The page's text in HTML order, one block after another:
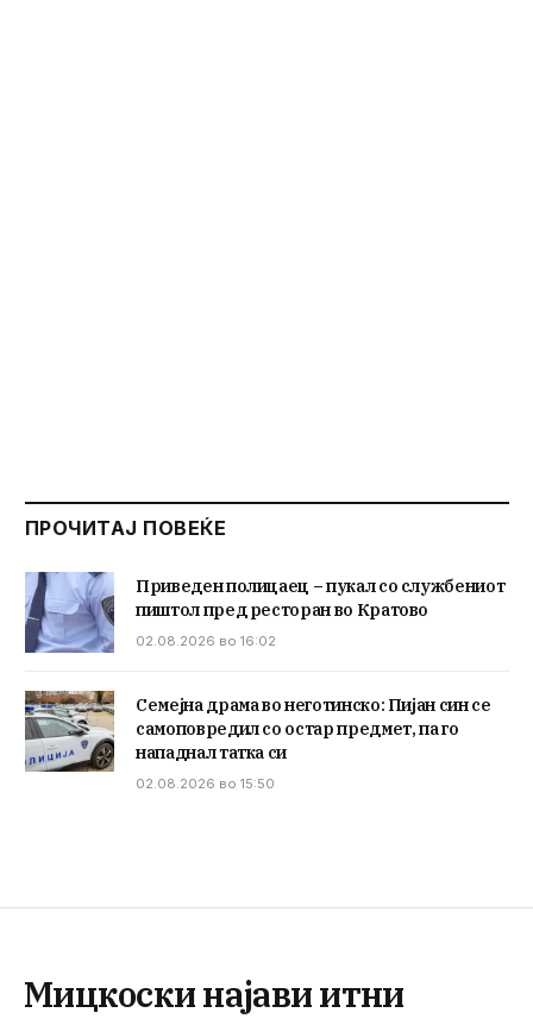
ПРОЧИТАЈ ПОВЕЌЕ
Приведен полицаец – пукал со службениот
пиштол пред ресторан во Кратово
02.08.2026 во 16:02
Семејна драма во неготинско: Пијан син се
самоповредил со остар предмет, па го
нападнал татка си
02.08.2026 во 15:50
Мицкоски најави итни